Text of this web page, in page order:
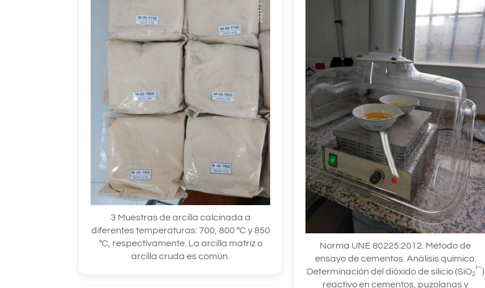
3 Muestras de arcilla calcinada a
diferentes temperaturas: 700, 800 ºC y 850
ºC, respectivamente. La arcilla matriz o
arcilla cruda es común.
Norma UNE 80225:2012. Método de
ensayo de cementos. Análisis químico.
Determinación del dióxido de silicio (SiO2
r–)
reactivo en cementos, puzolanas y